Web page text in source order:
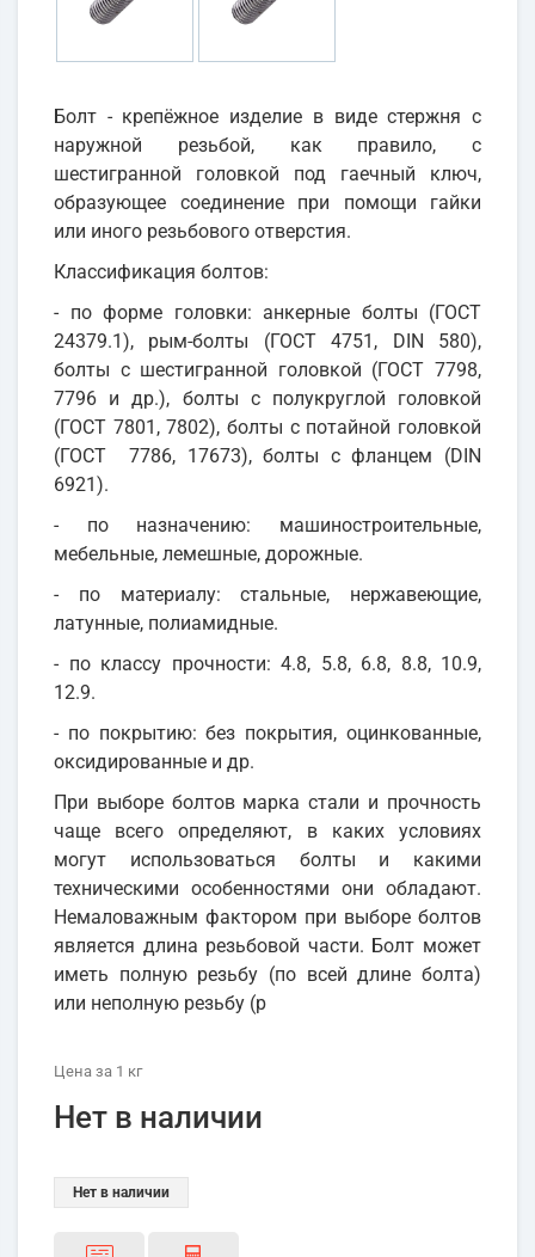
Болт - крепёжное изделие в виде стержня с
наружной резьбой, как правило, с
шестигранной головкой под гаечный ключ,
образующее соединение при помощи гайки
или иного резьбового отверстия.
Классификация болтов:
- по форме головки: анкерные болты (ГОСТ
24379.1), рым-болты (ГОСТ 4751, DIN 580),
болты с шестигранной головкой (ГОСТ 7798,
7796 и др.), болты с полукруглой головкой
(ГОСТ 7801, 7802), болты с потайной головкой
(ГОСТ 7786, 17673), болты с фланцем (DIN
6921).
- по назначению: машиностроительные,
мебельные, лемешные, дорожные.
- по материалу: стальные, нержавеющие,
латунные, полиамидные.
- по классу прочности: 4.8, 5.8, 6.8, 8.8, 10.9,
12.9.
- по покрытию: без покрытия, оцинкованные,
оксидированные и др.
При выборе болтов марка стали и прочность
чаще всего определяют, в каких условиях
могут использоваться болты и какими
техническими особенностями они обладают.
Немаловажным фактором при выборе болтов
является длина резьбовой части. Болт может
иметь полную резьбу (по всей длине болта)
или неполную резьбу (р
Цена за 1 кг
Нет в наличии
Нет в наличии